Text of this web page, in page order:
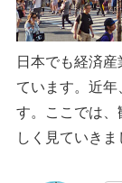
日本でも経済
ています。近
す。ここでは
しく見ていきま